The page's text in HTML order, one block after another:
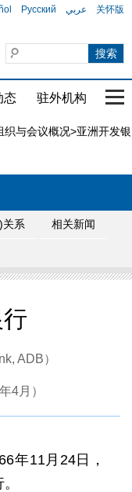
Русский عربي 关怀版
态 驻外机构 国
织与会议概况>亚洲开发银
关系 相关新闻
ADB）
4月）
年11月24日，